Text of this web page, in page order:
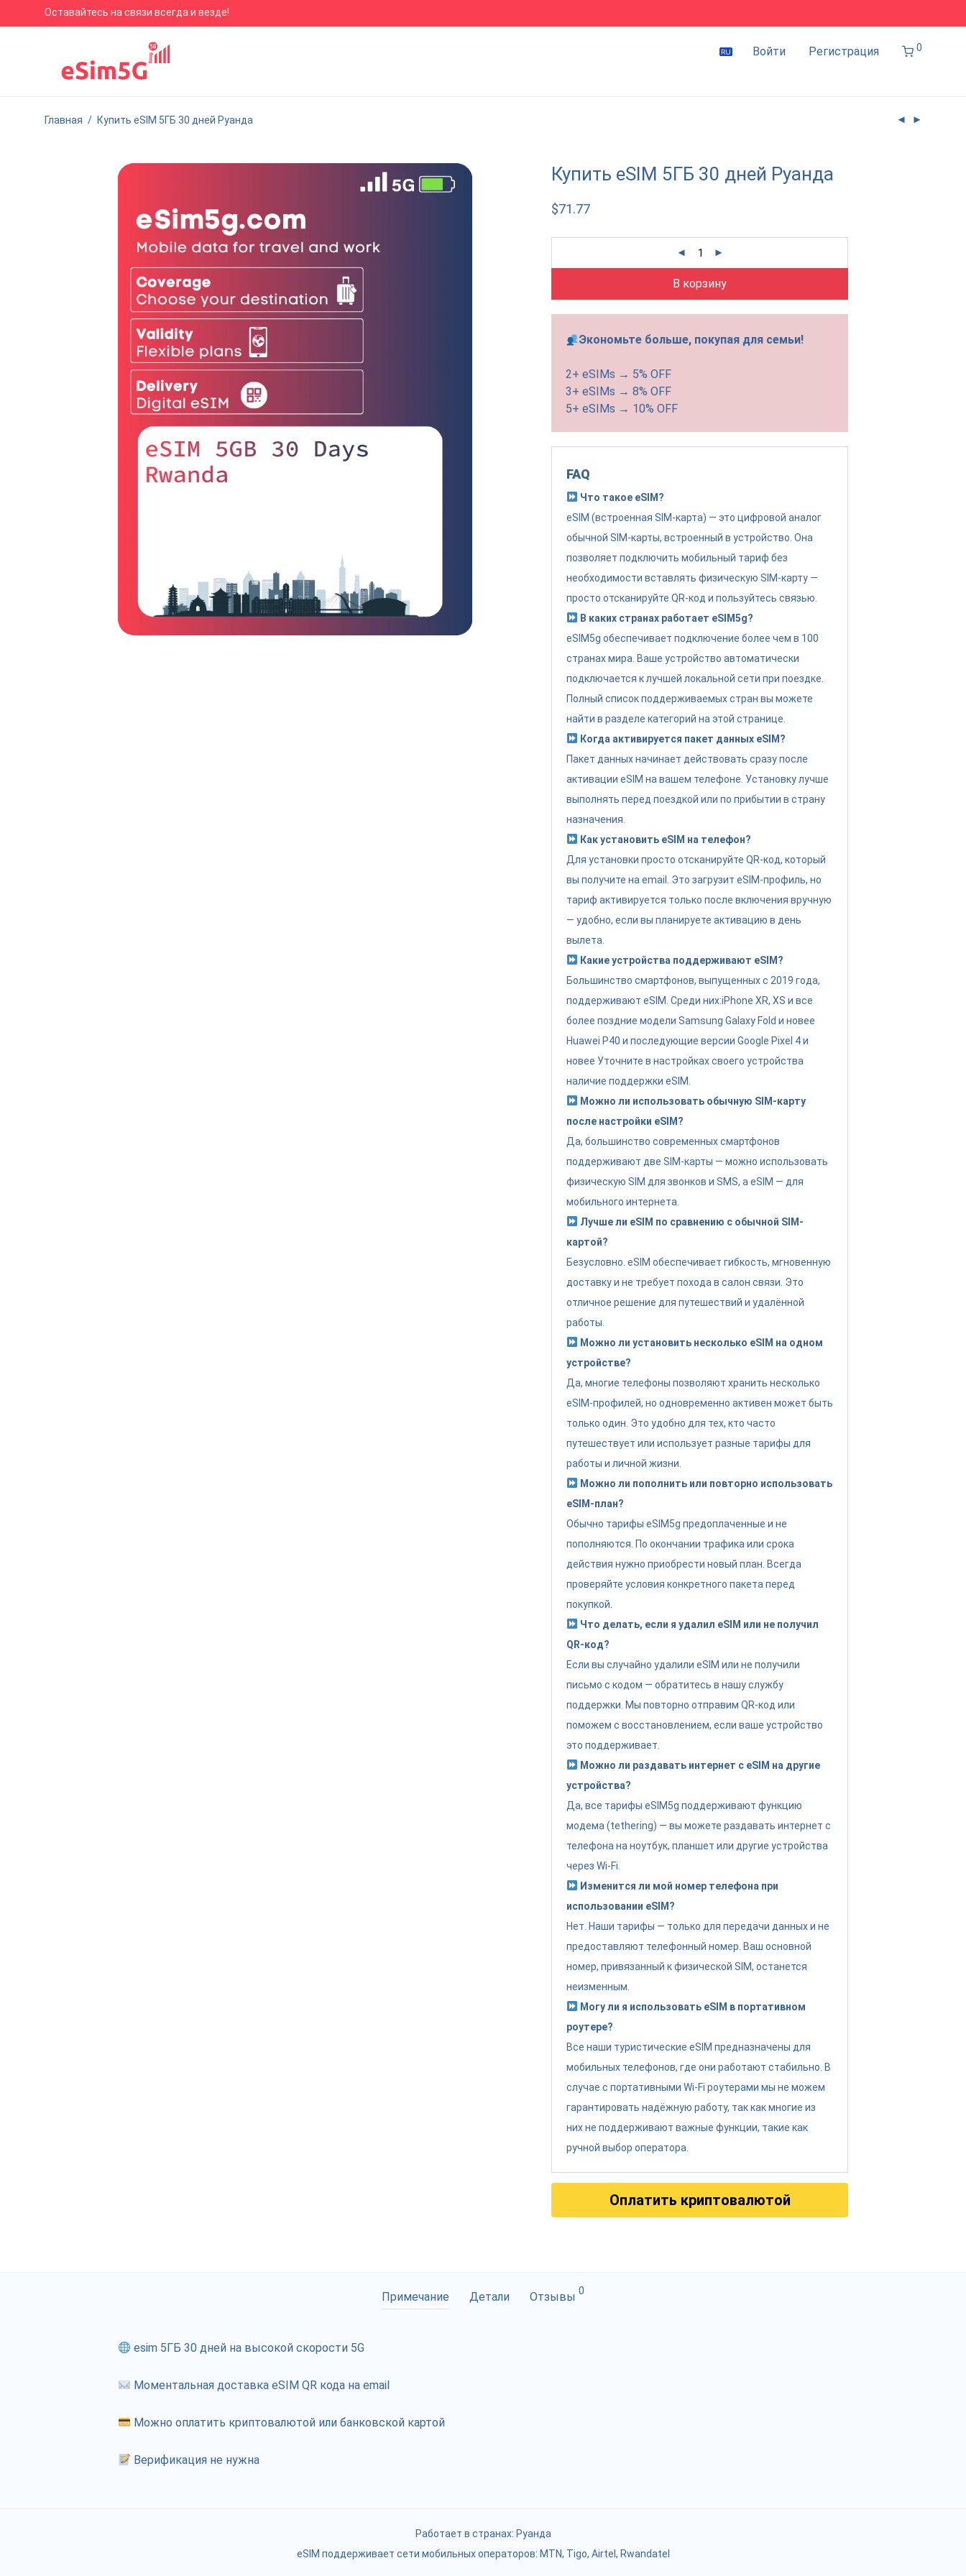
Оставайтесь на связи всегда и везде!
Войти Регистрация 0
Главная / Купить eSIM 5ГБ 30 дней Руанда
Купить eSIM 5ГБ 30 дней Руанда
$71.77
В корзину
Экономьте больше, покупая для семьи!
2+ eSIMs → 5% OFF
3+ eSIMs → 8% OFF
5+ eSIMs → 10% OFF
FAQ
Что такое eSIM?
eSIM (встроенная SIM-карта) — это цифровой аналог
обычной SIM-карты, встроенный в устройство. Она
позволяет подключить мобильный тариф без
необходимости вставлять физическую SIM-карту —
просто отсканируйте QR-код и пользуйтесь связью.
В каких странах работает eSIM5g?
eSIM5g обеспечивает подключение более чем в 100
странах мира. Ваше устройство автоматически
подключается к лучшей локальной сети при поездке.
Полный список поддерживаемых стран вы можете
найти в разделе категорий на этой странице.
Когда активируется пакет данных eSIM?
Пакет данных начинает действовать сразу после
активации eSIM на вашем телефоне. Установку лучше
выполнять перед поездкой или по прибытии в страну
назначения.
Как установить eSIM на телефон?
Для установки просто отсканируйте QR-код, который
вы получите на email. Это загрузит eSIM-профиль, но
тариф активируется только после включения вручную
— удобно, если вы планируете активацию в день
вылета.
Какие устройства поддерживают eSIM?
Большинство смартфонов, выпущенных с 2019 года,
поддерживают eSIM. Среди них:iPhone XR, XS и все
более поздние модели Samsung Galaxy Fold и новее
Huawei P40 и последующие версии Google Pixel 4 и
новее Уточните в настройках своего устройства
наличие поддержки eSIM.
Можно ли использовать обычную SIM-карту
после настройки eSIM?
Да, большинство современных смартфонов
поддерживают две SIM-карты — можно использовать
физическую SIM для звонков и SMS, а eSIM — для
мобильного интернета.
Лучше ли eSIM по сравнению с обычной SIM-
картой?
Безусловно. eSIM обеспечивает гибкость, мгновенную
доставку и не требует похода в салон связи. Это
отличное решение для путешествий и удалённой
работы.
Можно ли установить несколько eSIM на одном
устройстве?
Да, многие телефоны позволяют хранить несколько
eSIM-профилей, но одновременно активен может быть
только один. Это удобно для тех, кто часто
путешествует или использует разные тарифы для
работы и личной жизни.
Можно ли пополнить или повторно использовать
eSIM-план?
Обычно тарифы eSIM5g предоплаченные и не
пополняются. По окончании трафика или срока
действия нужно приобрести новый план. Всегда
проверяйте условия конкретного пакета перед
покупкой.
Что делать, если я удалил eSIM или не получил
QR-код?
Если вы случайно удалили eSIM или не получили
письмо с кодом — обратитесь в нашу службу
поддержки. Мы повторно отправим QR-код или
поможем с восстановлением, если ваше устройство
это поддерживает.
Можно ли раздавать интернет с eSIM на другие
устройства?
Да, все тарифы eSIM5g поддерживают функцию
модема (tethering) — вы можете раздавать интернет с
телефона на ноутбук, планшет или другие устройства
через Wi-Fi.
Изменится ли мой номер телефона при
использовании eSIM?
Нет. Наши тарифы — только для передачи данных и не
предоставляют телефонный номер. Ваш основной
номер, привязанный к физической SIM, останется
неизменным.
Могу ли я использовать eSIM в портативном
роутере?
Все наши туристические eSIM предназначены для
мобильных телефонов, где они работают стабильно. В
случае с портативными Wi-Fi роутерами мы не можем
гарантировать надёжную работу, так как многие из
них не поддерживают важные функции, такие как
ручной выбор оператора.
Оплатить криптовалютой
Примечание Детали Отзывы 0
esim 5ГБ 30 дней на высокой скорости 5G
Моментальная доставка eSIM QR кода на email
Можно оплатить криптовалютой или банковской картой
Верификация не нужна
Работает в странах: Руанда
eSIM поддерживает сети мобильных операторов: MTN, Tigo, Airtel, Rwandatel